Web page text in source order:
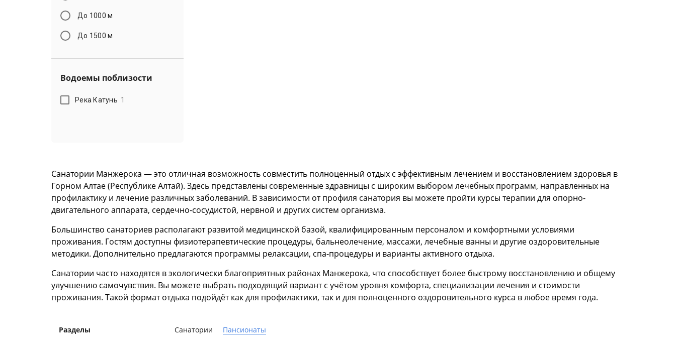
До 1000 м
До 1500 м
Водоемы поблизости
Река Катунь 1
Санатории Манжерока — это отличная возможность совместить полноценный отдых с эффективным лечением и восстановлением здоровья в
Горном Алтае (Республике Алтай). Здесь представлены современные здравницы с широким выбором лечебных программ, направленных на
профилактику и лечение различных заболеваний. В зависимости от профиля санатория вы можете пройти курсы терапии для опорно-
двигательного аппарата, сердечно-сосудистой, нервной и других систем организма.
Большинство санаториев располагают развитой медицинской базой, квалифицированным персоналом и комфортными условиями
проживания. Гостям доступны физиотерапевтические процедуры, бальнеолечение, массажи, лечебные ванны и другие оздоровительные
методики. Дополнительно предлагаются программы релаксации, спа-процедуры и варианты активного отдыха.
Санатории часто находятся в экологически благоприятных районах Манжерока, что способствует более быстрому восстановлению и общему
улучшению самочувствия. Вы можете выбрать подходящий вариант с учётом уровня комфорта, специализации лечения и стоимости
проживания. Такой формат отдыха подойдёт как для профилактики, так и для полноценного оздоровительного курса в любое время года.
Разделы Санатории Пансионаты